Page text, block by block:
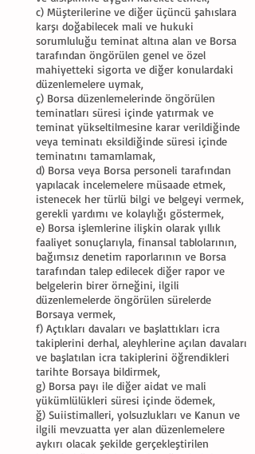
c) Müşterilerine ve diğer üçüncü şahıslara
karşı doğabilecek mali ve hukuki
sorumluluğu teminat altına alan ve Borsa
tarafından öngörülen genel ve özel
mahiyetteki sigorta ve diğer konulardaki
düzenlemelere uymak,
ç) Borsa düzenlemelerinde öngörülen
teminatları süresi içinde yatırmak ve
teminat yükseltilmesine karar verildiğinde
veya teminatı eksildiğinde süresi içinde
teminatını tamamlamak,
d) Borsa veya Borsa personeli tarafından
yapılacak incelemelere müsaade etmek,
istenecek her türlü bilgi ve belgeyi vermek,
gerekli yardımı ve kolaylığı göstermek,
e) Borsa işlemlerine ilişkin olarak yıllık
faaliyet sonuçlarıyla, finansal tablolarının,
bağımsız denetim raporlarının ve Borsa
tarafından talep edilecek diğer rapor ve
belgelerin birer örneğini, ilgili
düzenlemelerde öngörülen sürelerde
Borsaya vermek,
f) Açtıkları davaları ve başlattıkları icra
takiplerini derhal, aleyhlerine açılan davaları
ve başlatılan icra takiplerini öğrendikleri
tarihte Borsaya bildirmek,
g) Borsa payı ile diğer aidat ve mali
yükümlülükleri süresi içinde ödemek,
ğ) Suiistimalleri, yolsuzlukları ve Kanun ve
ilgili mevzuatta yer alan düzenlemelere
aykırı olacak şekilde gerçekleştirilen